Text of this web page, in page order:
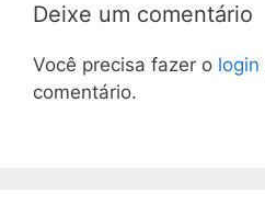
Deixe um comentário
Você precisa fazer o login
comentário.